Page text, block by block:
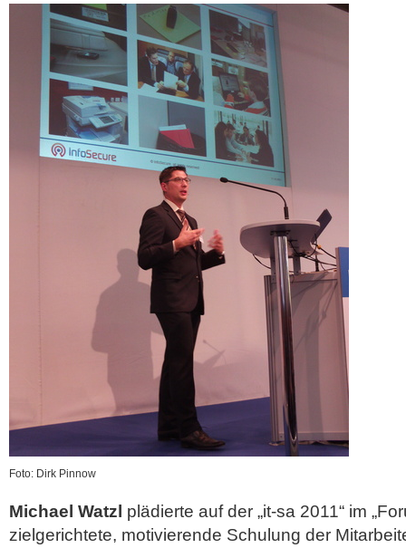
Foto: Dirk Pinnow
Michael Watzl plädierte auf der „it-sa 2011“ im
zielgerichtete, motivierende Schulung der